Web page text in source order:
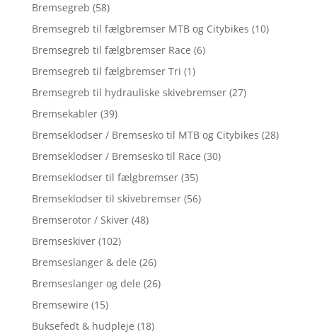
Bremsegreb (58)
Bremsegreb til fælgbremser MTB og Citybikes (10)
Bremsegreb til fælgbremser Race (6)
Bremsegreb til fælgbremser Tri (1)
Bremsegreb til hydrauliske skivebremser (27)
Bremsekabler (39)
Bremseklodser / Bremsesko til MTB og Citybikes (28)
Bremseklodser / Bremsesko til Race (30)
Bremseklodser til fælgbremser (35)
Bremseklodser til skivebremser (56)
Bremserotor / Skiver (48)
Bremseskiver (102)
Bremseslanger & dele (26)
Bremseslanger og dele (26)
Bremsewire (15)
Buksefedt & hudpleje (18)